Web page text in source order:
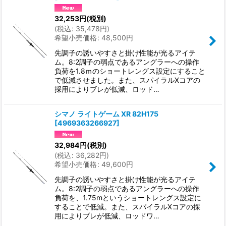
32,253円(税別)
(税込: 35,478円)
希望小売価格: 48,500円
先調子の誘いやすさと掛け性能が光るアイテ
ム。8:2調子の弱点であるアングラーへの操作
負荷を1.8ｍのショートレングス設定にすること
で低減させました。また、スパイラルXコアの
採用によりブレが低減、ロッド…
シマノ ライトゲーム XR 82H175
[4969363266927]
32,984円(税別)
(税込: 36,282円)
希望小売価格: 49,600円
先調子の誘いやすさと掛け性能が光るアイテ
ム。8:2調子の弱点であるアングラーへの操作
負荷を、1.75mというショートレングス設定に
することで低減。また、スパイラルXコアの採
用によりブレが低減、ロッドワ…